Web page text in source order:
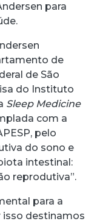
para
de
de São
do Instituto
Sleep Medicine
com a
pelo
do sono e
intestinal:
reprodutiva”.
para a
isso destinamos